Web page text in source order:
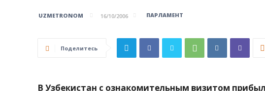
UZMETRONOM 16/10/2006 ПАРЛАМЕНТ
Поделитесь
В Узбекистан с ознакомительным визитом